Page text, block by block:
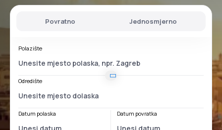
Povratno Jednosmjerno
Polazište
Odredište
Datum polaska Datum povratka